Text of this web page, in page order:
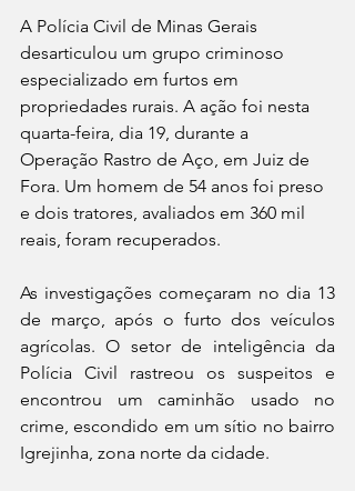
A Polícia Civil de Minas Gerais
desarticulou um grupo criminoso
especializado em furtos em
propriedades rurais. A ação foi nesta
quarta-feira, dia 19, durante a
Operação Rastro de Aço, em Juiz de
Fora. Um homem de 54 anos foi preso
e dois tratores, avaliados em 360 mil
reais, foram recuperados.
As investigações começaram no dia 13
de março, após o furto dos veículos
agrícolas. O setor de inteligência da
Polícia Civil rastreou os suspeitos e
encontrou um caminhão usado no
crime, escondido em um sítio no bairro
Igrejinha, zona norte da cidade.